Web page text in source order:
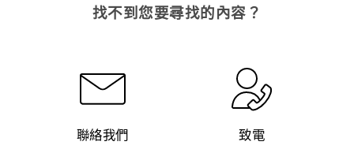
找不到您要尋找的內容？
聯絡我們 致電